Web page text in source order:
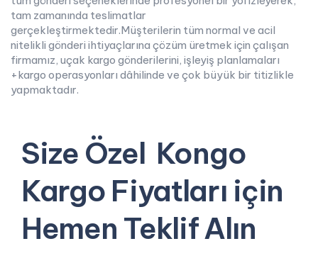
tam zamanında teslimatlar
gerçekleştirmektedir.Müşterilerin tüm normal ve acil
nitelikli gönderi ihtiyaçlarına çözüm üretmek için çalışan
firmamız, uçak kargo gönderilerini, işleyiş planlamaları
+kargo operasyonları dâhilinde ve çok büyük bir titizlikle
yapmaktadır.
Size Özel Kongo
Kargo Fiyatları için
Hemen Teklif Alın